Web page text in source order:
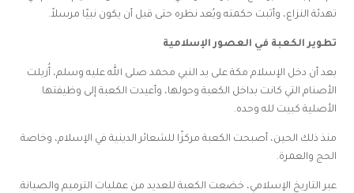
تهدئة النزاع، وأثبت حكمته وبُعد نظره حتى قبل أن يكون نبيًا مرسلاً.
تطوير الكعبة في العصور الإسلامية
بعد أن دخل الإسلام مكة على يد النبي محمد صلى الله عليه وسلم، أُزيلت
الأصنام التي كانت بداخل الكعبة وحولها، وأعيدت الكعبة إلى وظيفتها
الأصلية كبيت لله وحده.
منذ ذلك الحين، أصبحت الكعبة مركزًا للشعائر الدينية في الإسلام، وخاصة
الحج والعمرة.
عبر التاريخ الإسلامي، خضعت الكعبة للعديد من عمليات الترميم والصيانة.